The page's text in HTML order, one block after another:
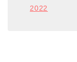
2022